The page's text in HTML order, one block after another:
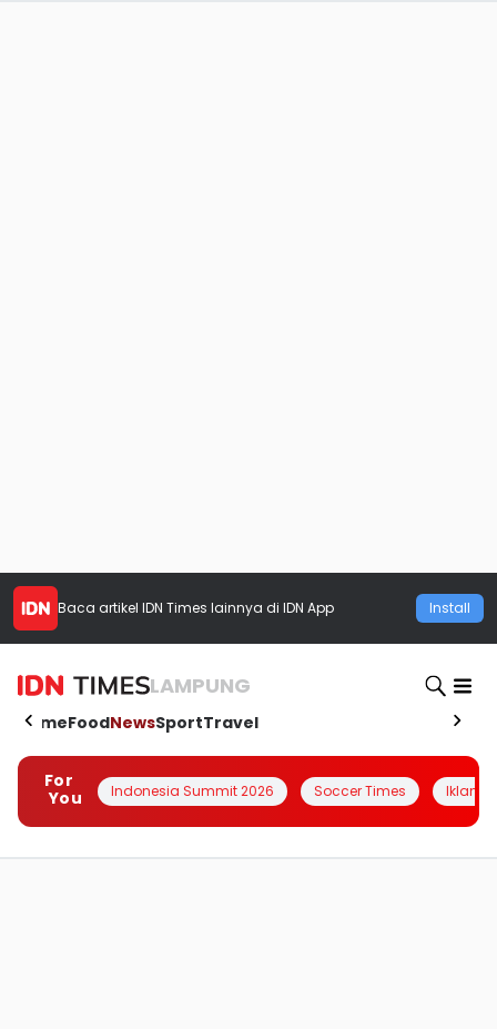
Baca artikel IDN Times lainnya di IDN App Install
LAMPUNG
HomeFoodNewsSportTravel
For
You
Indonesia Summit 2026 Soccer Times Iklanin